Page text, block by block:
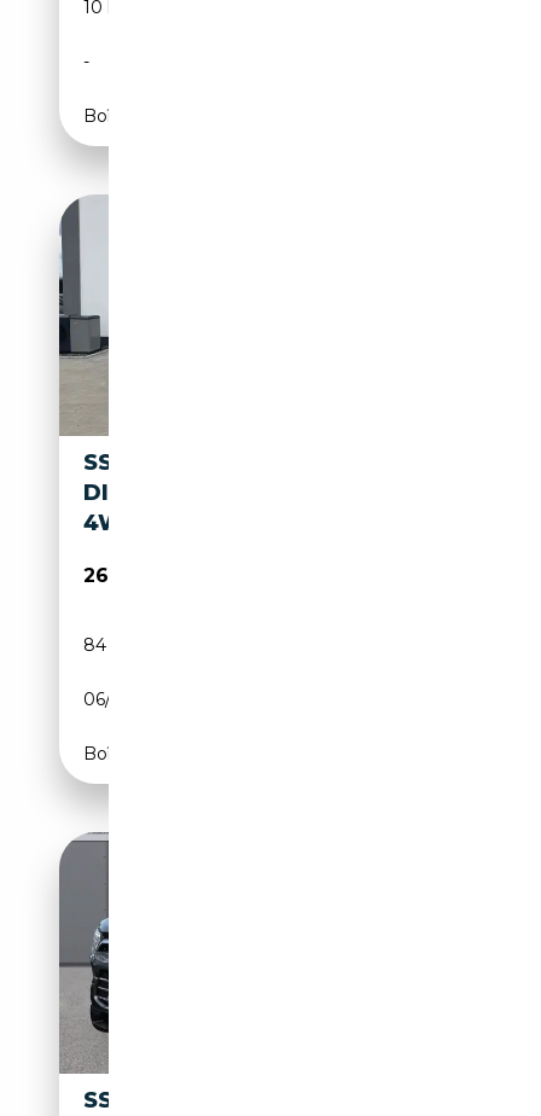
10 km
-
Boîte automatique
SSANGYONG REXTON 2.2
DIESEL E-XDI 220 QUARTZ
4WD AT
26 999€
84 500 km
06/2023
Boîte automatique
SSANGYONG KORANDO RUBY